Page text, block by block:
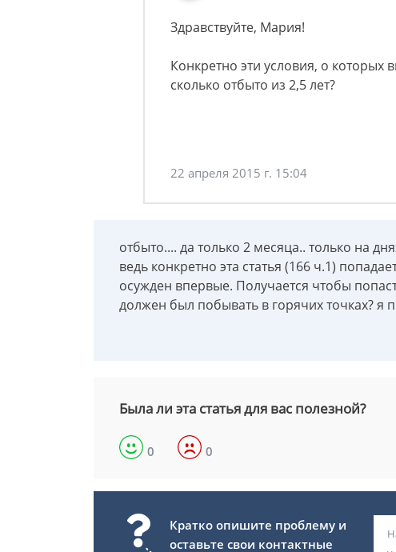
Здравствуйте, Мария!
Конкретно эти условия, о которых
сколько отбыто из 2,5 лет?
22 апреля 2015 г. 15:04
отбыто.... да только 2 месяца.. только на
ведь конкретно эта статья (166 ч.1)
осужден впервые. Получается чтобы
должен был побывать в горячих точках? я
Была ли эта статья для вас полезной?
0 0
Кратко опишите проблему и
оставьте свои контактные